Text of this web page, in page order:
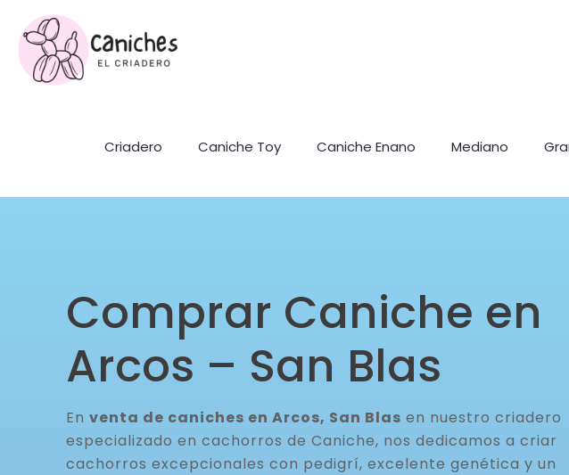
Criadero Caniche Toy Caniche Enano Mediano
Comprar Caniche en
Arcos – San Blas
En venta de caniches en Arcos, San Blas en nuestro criadero
especializado en cachorros de Caniche, nos dedicamos a criar
cachorros excepcionales con pedigrí, excelente genética y un